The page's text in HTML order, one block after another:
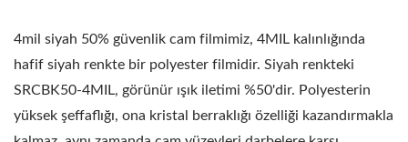
4mil siyah 50% güvenlik cam filmimiz, 4MIL kalınlığında
hafif siyah renkte bir polyester filmidir. Siyah renkteki
SRCBK50-4MIL, görünür ışık iletimi %50'dir. Polyesterin
yüksek şeffaflığı, ona kristal berraklığı özelliği kazandırmakla